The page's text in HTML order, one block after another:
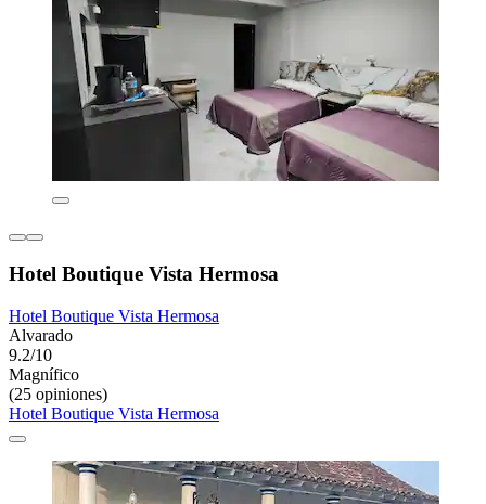
Hotel Boutique Vista Hermosa
Hotel Boutique Vista Hermosa
Alvarado
9.2/10
Magnífico
(25 opiniones)
Hotel Boutique Vista Hermosa